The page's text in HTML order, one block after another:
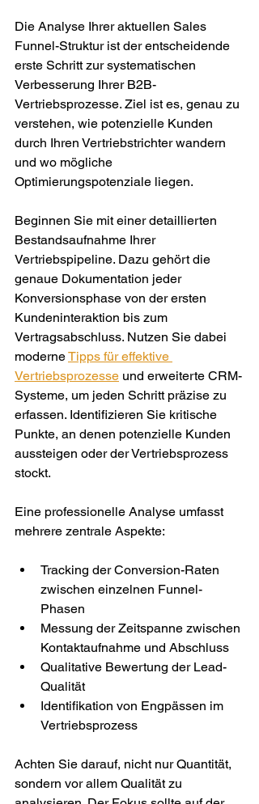
Die Analyse Ihrer aktuellen Sales
Funnel-Struktur ist der entscheidende
erste Schritt zur systematischen
Verbesserung Ihrer B2B-
Vertriebsprozesse. Ziel ist es, genau zu
verstehen, wie potenzielle Kunden
durch Ihren Vertriebstrichter wandern
und wo mögliche
Optimierungspotenziale liegen.
Beginnen Sie mit einer detaillierten
Bestandsaufnahme Ihrer
Vertriebspipeline. Dazu gehört die
genaue Dokumentation jeder
Konversionsphase von der ersten
Kundeninteraktion bis zum
Vertragsabschluss. Nutzen Sie dabei
moderne Tipps für effektive
Vertriebsprozesse und erweiterte CRM-
Systeme, um jeden Schritt präzise zu
erfassen. Identifizieren Sie kritische
Punkte, an denen potenzielle Kunden
aussteigen oder der Vertriebsprozess
stockt.
Eine professionelle Analyse umfasst
mehrere zentrale Aspekte:
Tracking der Conversion-Raten
zwischen einzelnen Funnel-
Phasen
Messung der Zeitspanne zwischen
Kontaktaufnahme und Abschluss
Qualitative Bewertung der Lead-
Qualität
Identifikation von Engpässen im
Vertriebsprozess
Achten Sie darauf, nicht nur Quantität,
sondern vor allem Qualität zu